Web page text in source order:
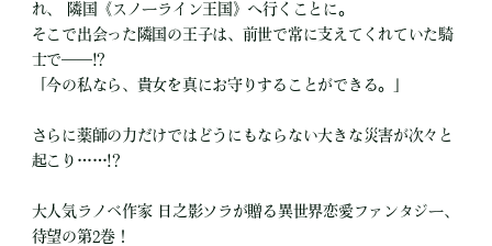
れ、 隣国《スノーライン王国》へ行くことに。
そこで出会った隣国の王子は、前世で常に支えてくれていた騎
士で――!?
「今の私なら、貴女を真にお守りすることができる。」
さらに薬師の力だけではどうにもならない大きな災害が次々と
起こり……!?
大人気ラノベ作家 日之影ソラが贈る異世界恋愛ファンタジー、
待望の第2巻！